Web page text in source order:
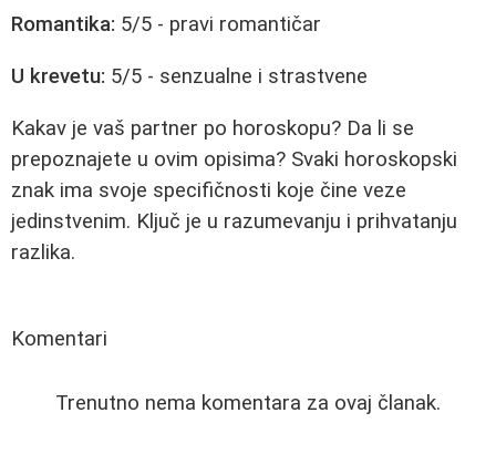
Romantika: 5/5 - pravi romantičar
U krevetu: 5/5 - senzualne i strastvene
Kakav je vaš partner po horoskopu? Da li se
prepoznajete u ovim opisima? Svaki horoskopski
znak ima svoje specifičnosti koje čine veze
jedinstvenim. Ključ je u razumevanju i prihvatanju
razlika.
Komentari
Trenutno nema komentara za ovaj članak.